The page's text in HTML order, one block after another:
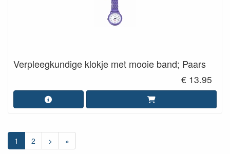
Verpleegkundige klokje met mooie band; Paars
€ 13.95
1 2 > »